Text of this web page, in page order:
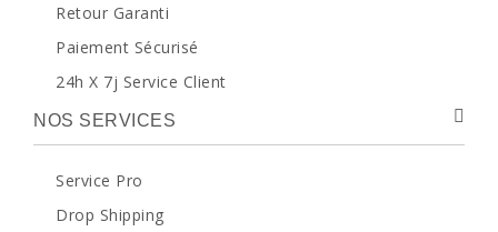
Retour Garanti
Paiement Sécurisé
24h X 7j Service Client
NOS SERVICES
Service Pro
Drop Shipping